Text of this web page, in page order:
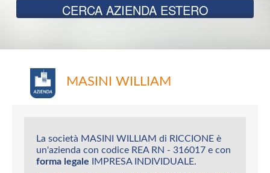
CERCA AZIENDA ESTERO
MASINI WILLIAM
La società MASINI WILLIAM di RICCIONE è
un'azienda con codice REA RN - 316017 e con
forma legale IMPRESA INDIVIDUALE.